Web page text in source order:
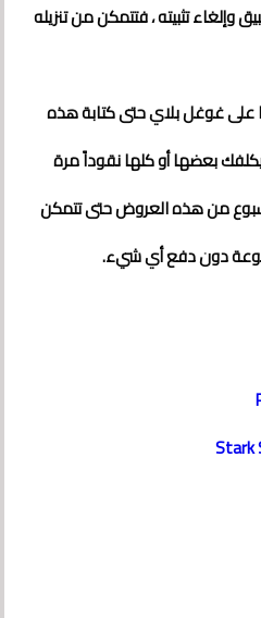
وإلغاء تثبيته ، فتتمكن من تنزيله
على غوغل بلاي حتى كتابة هذه
بعضها أو كلها نقوداً مرة
من هذه العروض حتى تتمكن
دون دفع أي شيء.
Stark